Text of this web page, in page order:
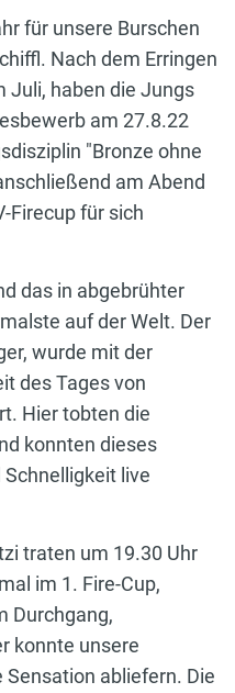
für unsere Burschen
Nach dem Erringen
Juli, haben die Jungs
am 27.8.22
"Bronze ohne
am Abend
Firecup für sich
das in abgebrühter
auf der Welt. Der
wurde mit der
des Tages von
Hier tobten die
konnten dieses
live
traten um 19.30 Uhr
im 1. Fire-Cup,
Durchgang,
konnte unsere
abliefern. Die